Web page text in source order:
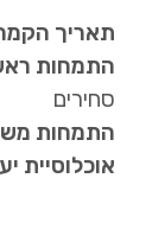
תאריך
התמחות
סחירים
התמחות
אוכלוסיית